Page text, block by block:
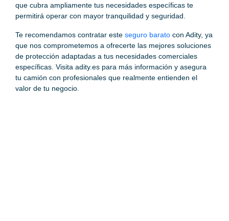
que cubra ampliamente tus necesidades específicas te
permitirá operar con mayor tranquilidad y seguridad.
Te recomendamos contratar este seguro barato con Adity, ya
que nos comprometemos a ofrecerte las mejores soluciones
de protección adaptadas a tus necesidades comerciales
específicas. Visita adity.es para más información y asegura
tu camión con profesionales que realmente entienden el
valor de tu negocio.